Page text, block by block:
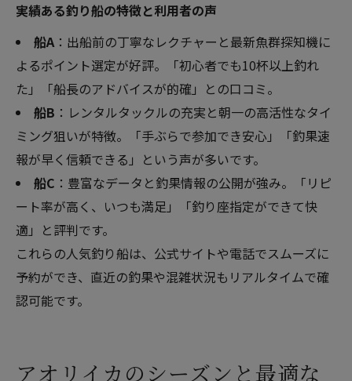
実績ある釣り船の特徴と利用者の声
船A：出船前の丁寧なレクチャーと最新魚群探知機に
よるポイント選定が好評。「初心者でも10杯以上釣れ
た」「船長のアドバイスが的確」との口コミ。
船B ：レンタルタックルの充実と朝一の高活性なタイ
ミング狙いが特徴。「手ぶらで参加でき安心」「釣果速
報が早く信頼できる」という声が多いです。
船C ：豊富なデータと釣果情報の公開が強み。「リピ
ート率が高く、いつも満足」「釣り座指定ができて快
適」と評判です。
これらの人気釣り船は、公式サイトや電話でスムーズに
予約ができ、直近の釣果や混雑状況もリアルタイムで確
認可能です。
アオリイカのシーズンと最適な